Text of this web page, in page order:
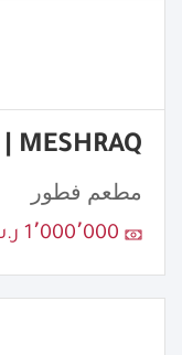
MESHRAQ | مشراق
مطعم فطور
1٬000٬000 ر.س.